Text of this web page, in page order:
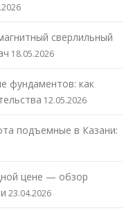
сверлильный
18.05.2026
фундаментов: как
12.05.2026
подъемные в Казани:
цене — обзор
23.04.2026